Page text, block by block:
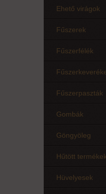
Ehető virágok
Fűszerek
Fűszerfélék
Fűszerpaszták
Gombák
Göngyöleg
Hűtött termékek
Hüvelyesek